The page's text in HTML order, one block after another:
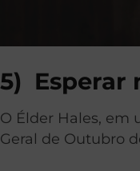
5) Esperar
O Élder Hales, em
Geral de Outubro